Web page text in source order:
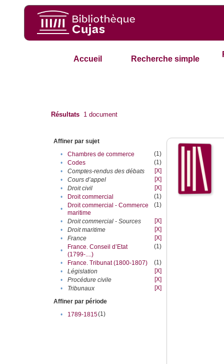
Accueil Recherche simple
Résultats 1 document
Affiner par sujet
•
Chambres de commerce
(1)
•
Codes
(1)
•
Comptes-rendus des débats
[X]
•
Cours d’appel
[X]
•
Droit civil
[X]
•
Droit commercial
(1)
•
Droit commercial - Commerce
maritime
(1)
• Droit commercial - Sources
[X]
•
Droit maritime
[X]
•
France
[X]
•
France. Conseil d’Etat
(1799-....)
(1)
• France. Tribunat (1800-1807)
(1)
•
Législation
[X]
•
Procédure civile
[X]
•
Tribunaux
[X]
Affiner par période
•
1789-1815(1)